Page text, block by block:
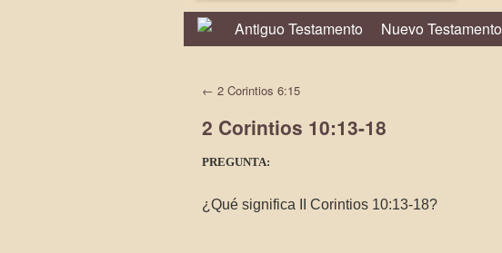
Antiguo Testamento Nuevo Testamento
← 2 Corintios 6:15
2 Corintios 10:13-18
PREGUNTA:
¿Qué significa II Corintios 10:13-18?